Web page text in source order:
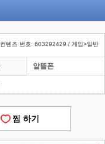
컨텐츠 번호: 603292429 / 게임>일반
알뜰폰
찜 하기